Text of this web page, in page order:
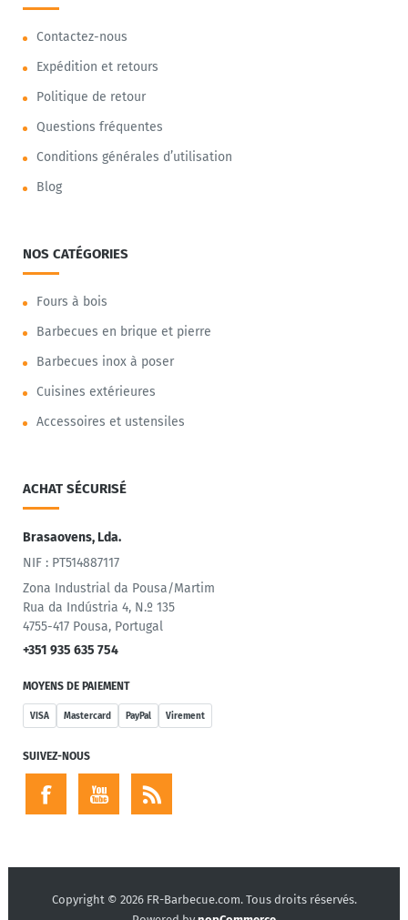
Contactez-nous
Expédition et retours
Politique de retour
Questions fréquentes
Conditions générales d’utilisation
Blog
NOS CATÉGORIES
Fours à bois
Barbecues en brique et pierre
Barbecues inox à poser
Cuisines extérieures
Accessoires et ustensiles
ACHAT SÉCURISÉ
Brasaovens, Lda.
NIF : PT514887117
Zona Industrial da Pousa/Martim
Rua da Indústria 4, N.º 135
4755-417 Pousa, Portugal
+351 935 635 754
MOYENS DE PAIEMENT
VISA Mastercard PayPal Virement
SUIVEZ-NOUS
Copyright © 2026 FR-Barbecue.com. Tous droits réservés.